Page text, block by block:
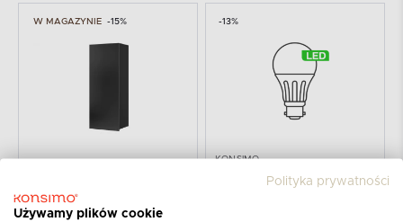
W MAGAZYNIE -15% -13%
KONSIMO
Polityka prywatności
Używamy plików cookie